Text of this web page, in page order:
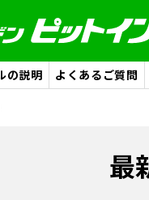
の説明 よくあるご質問
最